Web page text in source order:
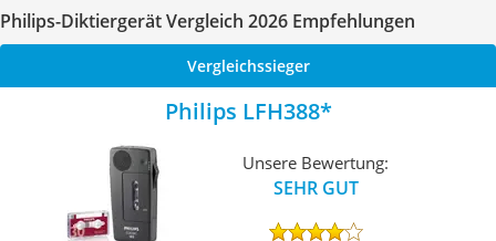
Philips-Diktiergerät Vergleich 2026 Empfehlungen
Vergleichssieger
Philips LFH388
Unsere Bewertung:
SEHR GUT